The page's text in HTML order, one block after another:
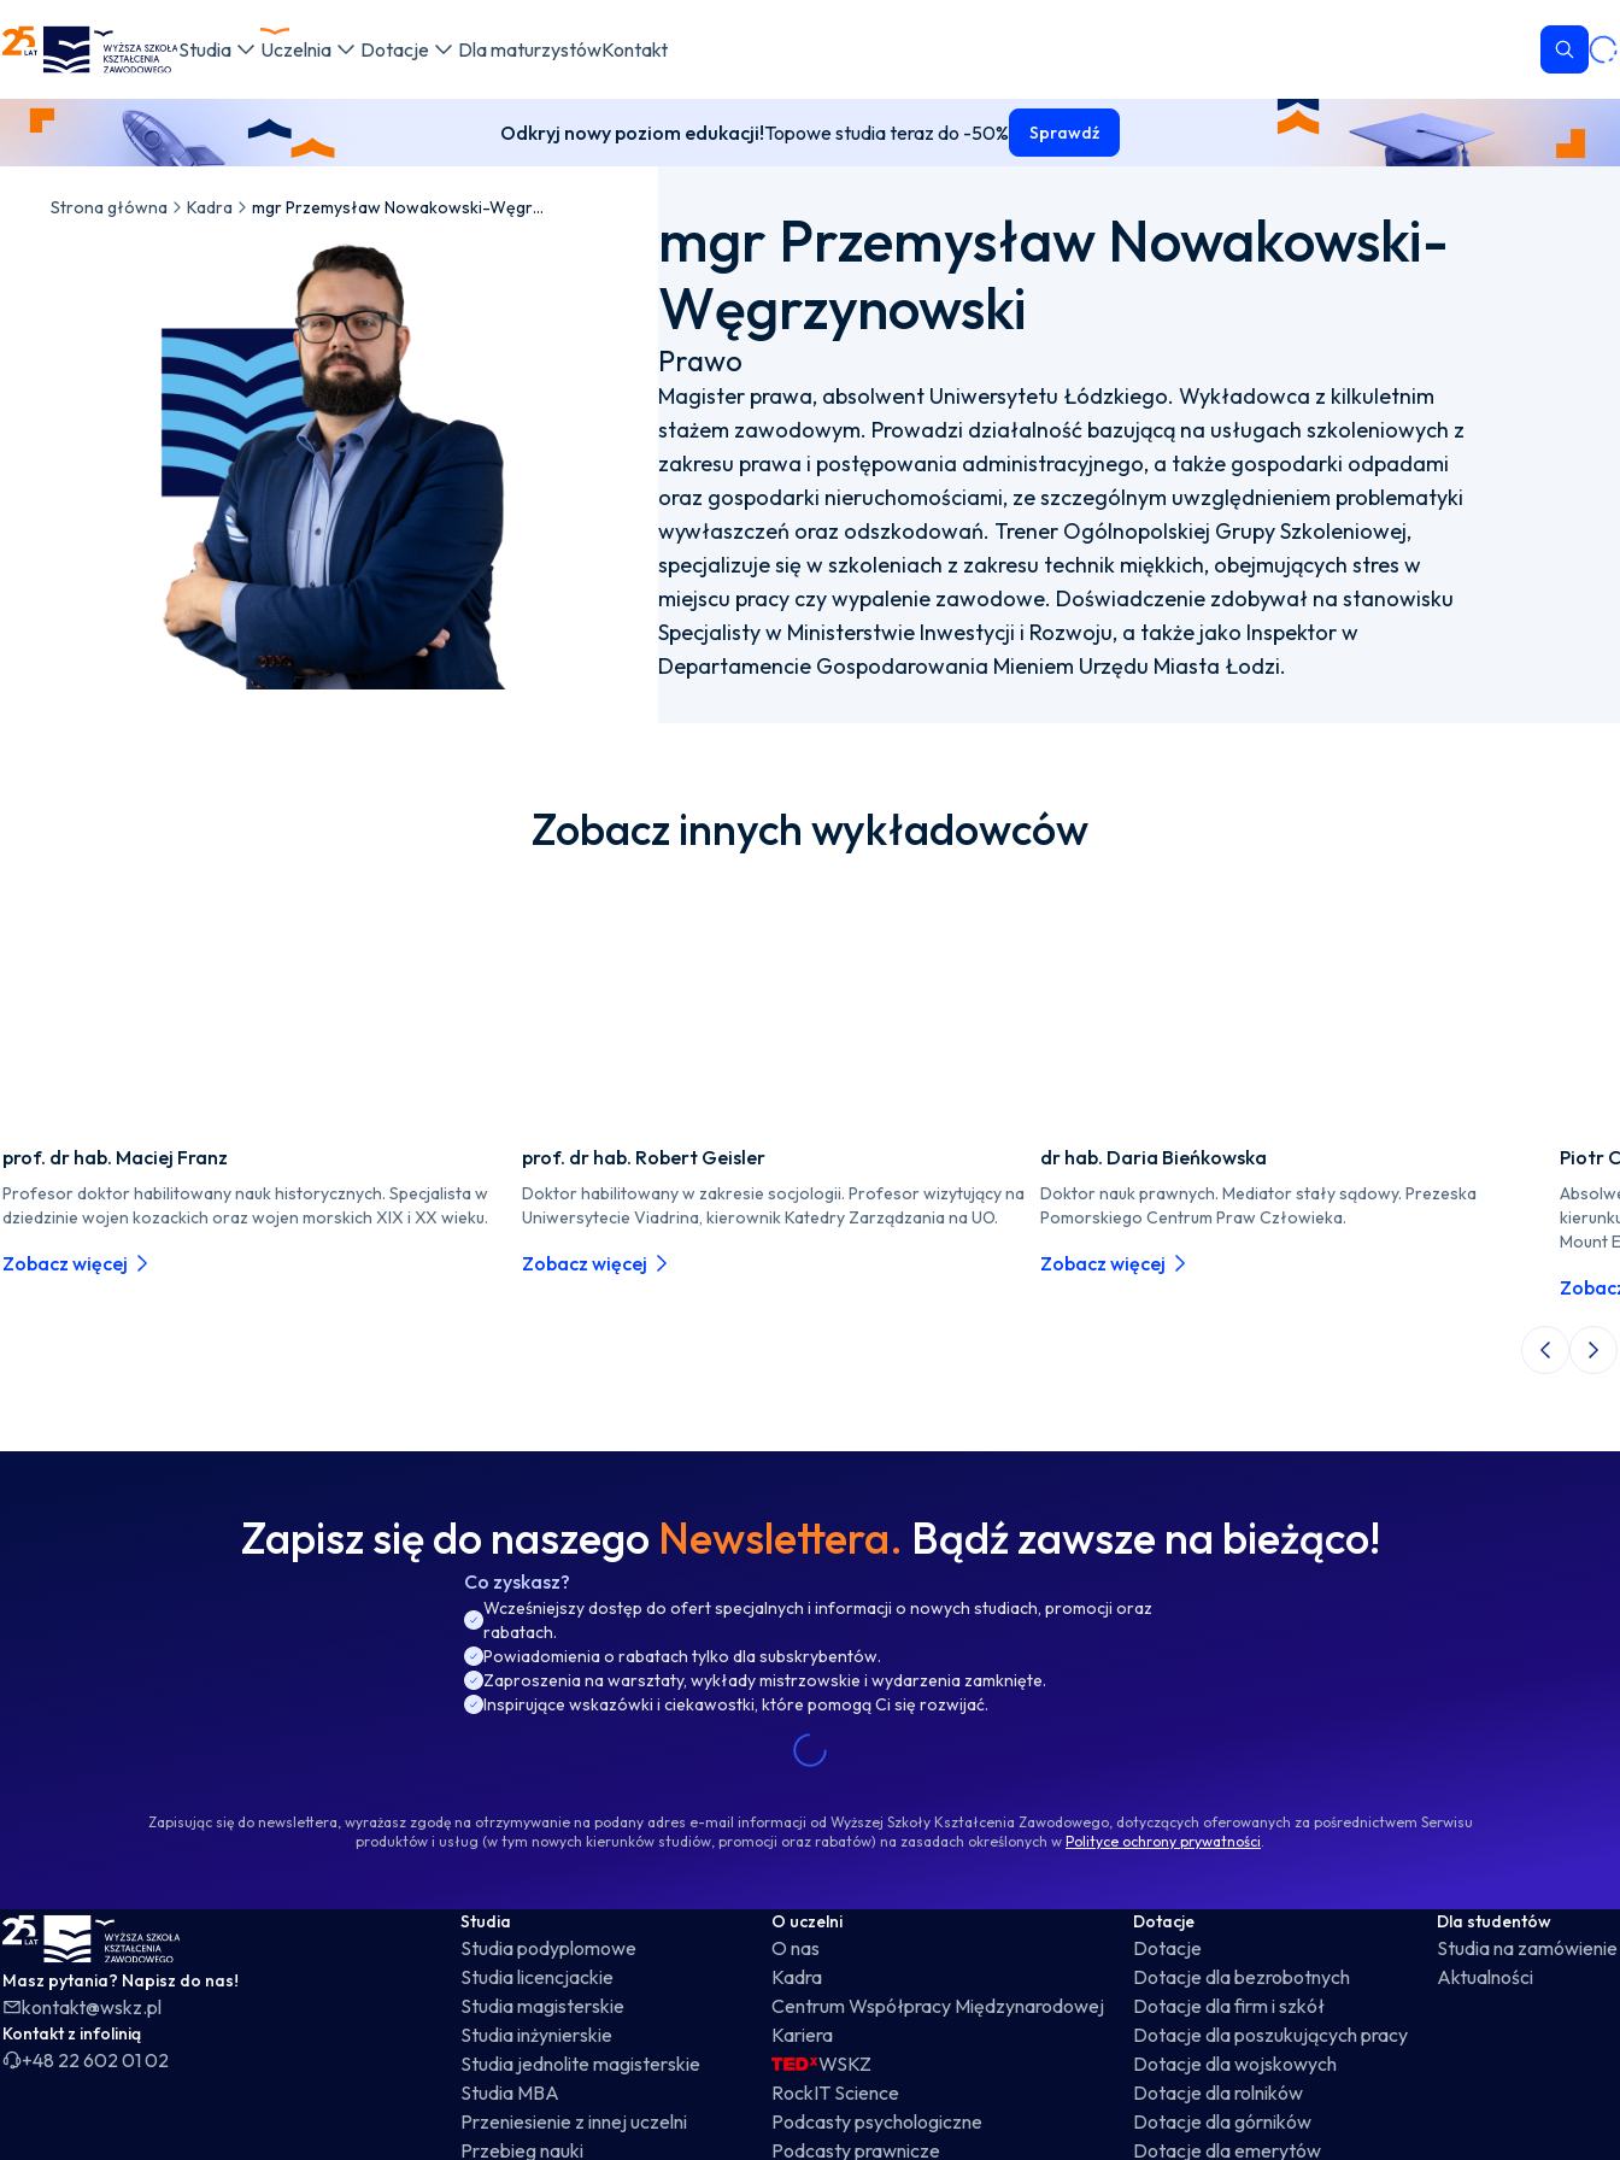
WSKZ - strona główna
Studia Uczelnia Dotacje Dla maturzystówKontakt
Odkryj nowy poziom edukacji!Topowe studia teraz do -50% Sprawdź
Strona główna Kadra mgr Przemysław Nowakowski-Węgrzynowski
mgr Przemysław Nowakowski-
Węgrzynowski
Prawo
Magister prawa, absolwent Uniwersytetu Łódzkiego. Wykładowca z kilkuletnim
stażem zawodowym. Prowadzi działalność bazującą na usługach szkoleniowych z
zakresu prawa i postępowania administracyjnego, a także gospodarki odpadami
oraz gospodarki nieruchomościami, ze szczególnym uwzględnieniem problematyki
wywłaszczeń oraz odszkodowań. Trener Ogólnopolskiej Grupy Szkoleniowej,
specjalizuje się w szkoleniach z zakresu technik miękkich, obejmujących stres w
miejscu pracy czy wypalenie zawodowe. Doświadczenie zdobywał na stanowisku
Specjalisty w Ministerstwie Inwestycji i Rozwoju, a także jako Inspektor w
Departamencie Gospodarowania Mieniem Urzędu Miasta Łodzi.
Zobacz innych wykładowców
prof. dr hab. Maciej Franz
Profesor doktor habilitowany nauk historycznych. Specjalista w
dziedzinie wojen kozackich oraz wojen morskich XIX i XX wieku.
Zobacz więcej
prof. dr hab. Robert Geisler
Doktor habilitowany w zakresie socjologii. Profesor wizytujący na
Uniwersytecie Viadrina, kierownik Katedry Zarządzania na UO.
Zobacz więcej
dr hab. Daria Bieńkowska
Doktor nauk prawnych. Mediator stały sądowy. Prezeska
Pomorskiego Centrum Praw Człowieka.
Zobacz więcej
Piotr
Mount
Poprzedni
Zapisz się do naszego Newslettera. Bądź zawsze na bieżąco!
Co zyskasz?
Wcześniejszy dostęp do ofert specjalnych i informacji o nowych studiach, promocji oraz
rabatach.
Powiadomienia o rabatach tylko dla subskrybentów.
Zaproszenia na warsztaty, wykłady mistrzowskie i wydarzenia zamknięte.
Inspirujące wskazówki i ciekawostki, które pomogą Ci się rozwijać.
Zapisując się do newslettera, wyrażasz zgodę na otrzymywanie na podany adres e-mail informacji od Wyższej Szkoły Kształcenia Zawodowego, dotyczących oferowanych za pośrednictwem Serwisu
produktów i usług (w tym nowych kierunków studiów, promocji oraz rabatów) na zasadach określonych w Polityce ochrony prywatności.
WSKZ - strona główna
Masz pytania? Napisz do nas!
kontakt@wskz.pl
Kontakt z infolinią
+48 22 602 01 02
Studia
Studia podyplomowe
Studia licencjackie
Studia magisterskie
Studia inżynierskie
Studia jednolite magisterskie
Studia MBA
Przeniesienie z innej uczelni
Przebieg nauki
O uczelni
O nas
Kadra
Centrum Współpracy Międzynarodowej
Kariera
WSKZ
RockIT Science
Podcasty psychologiczne
Podcasty prawnicze
Dotacje
Dotacje
Dotacje dla bezrobotnych
Dotacje dla firm i szkół
Dotacje dla poszukujących pracy
Dotacje dla wojskowych
Dotacje dla rolników
Dotacje dla górników
Dotacje dla emerytów
Dla studentów
Studia na zamówienie
Aktualności